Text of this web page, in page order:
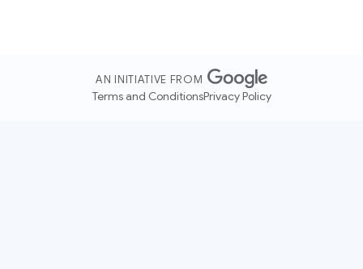
AN INITIATIVE FROM
Terms and ConditionsPrivacy Policy